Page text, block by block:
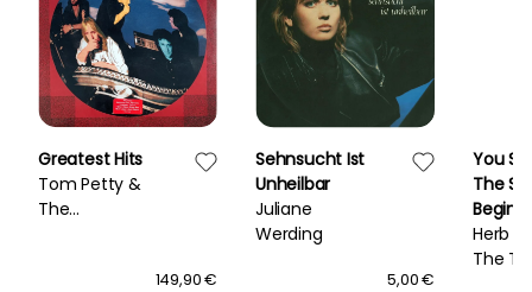
Greatest Hits
Tom Petty &
The
149,90 €
Sehnsucht Ist
Unheilbar
Juliane
Werding
5,00 €
You
The
Begins
Herb
The